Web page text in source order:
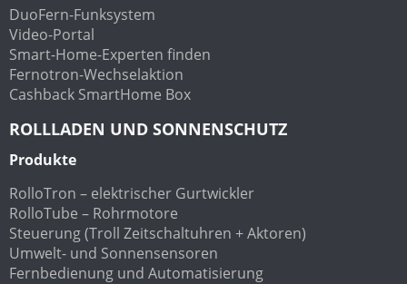
DuoFern-Funksystem
Video-Portal
Smart-Home-Experten finden
Fernotron-Wechselaktion
Cashback SmartHome Box
ROLLLADEN UND SONNENSCHUTZ
Produkte
RolloTron – elektrischer Gurtwickler
RolloTube – Rohrmotore
Steuerung (Troll Zeitschaltuhren + Aktoren)
Umwelt- und Sonnensensoren
Fernbedienung und Automatisierung